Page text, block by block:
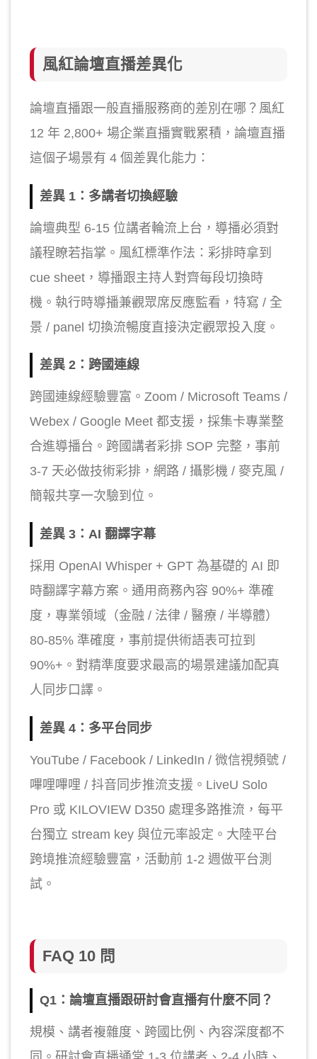
風紅論壇直播差異化
論壇直播跟一般直播服務商的差別在哪？風紅
12 年 2,800+ 場企業直播實戰累積，論壇直播
這個子場景有 4 個差異化能力：
差異 1：多講者切換經驗
論壇典型 6-15 位講者輪流上台，導播必須對
議程瞭若指掌。風紅標準作法：彩排時拿到
cue sheet，導播跟主持人對齊每段切換時
機。執行時導播兼觀眾席反應監看，特寫 / 全
景 / panel 切換流暢度直接決定觀眾投入度。
差異 2：跨國連線
跨國連線經驗豐富。Zoom / Microsoft Teams /
Webex / Google Meet 都支援，採集卡專業整
合進導播台。跨國講者彩排 SOP 完整，事前
3-7 天必做技術彩排，網路 / 攝影機 / 麥克風 /
簡報共享一次驗到位。
差異 3：AI 翻譯字幕
採用 OpenAI Whisper + GPT 為基礎的 AI 即
時翻譯字幕方案。通用商務內容 90%+ 準確
度，專業領域（金融 / 法律 / 醫療 / 半導體）
80-85% 準確度，事前提供術語表可拉到
90%+。對精準度要求最高的場景建議加配真
人同步口譯。
差異 4：多平台同步
YouTube / Facebook / LinkedIn / 微信視頻號 /
嗶哩嗶哩 / 抖音同步推流支援。LiveU Solo
Pro 或 KILOVIEW D350 處理多路推流，每平
台獨立 stream key 與位元率設定。大陸平台
跨境推流經驗豐富，活動前 1-2 週做平台測
試。
FAQ 10 問
Q1：論壇直播跟研討會直播有什麼不同？
規模、講者複雜度、跨國比例、內容深度都不